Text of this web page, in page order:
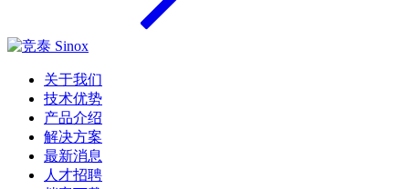
关于我们
技术优势
产品介绍
解决方案
最新消息
人才招聘